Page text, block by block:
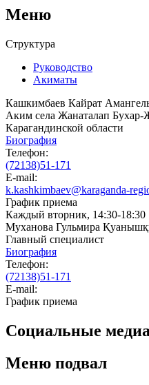
Меню
Структура
Руководство
Акиматы
Кашкимбаев Кайрат
Аким села Жанаталап Бухар-
Карагандинской области
Биография
Телефон:
(72138)51-171
E-mail:
k.kashkimbaev@karaganda-
График приема
Каждый вторник, 14:30-18:30
Муханова Гульмира
Главный специалист
Биография
Телефон:
(72138)51-171
E-mail:
График приема
Социальные медиа
Меню подвал